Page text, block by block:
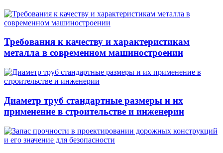
Требования к качеству и характеристикам
металла в современном машиностроении
Диаметр труб стандартные размеры и их
применение в строительстве и инженерии